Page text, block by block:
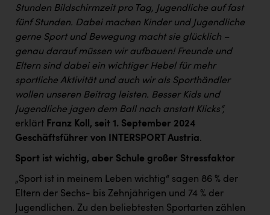
Stunden Bildschirmzeit pro Tag, Jugendliche auf fast
fünf Stunden. Dabei machen Kinder und Jugendliche
gerne Sport und Bewegung macht sie glücklich –
genau darauf müssen wir aufbauen! Freunde und
Eltern sind dabei ein wichtiger Hebel für mehr
sportliche Aktivität und auch wir als Sporthändler
wollen unseren Beitrag leisten. Besser Kids und
Jugendliche jagen dem Ball nach anstatt Klicks“,
erklärt Franz Koll, seit 1. September 2024
Geschäftsführer von INTERSPORT Austria.
Sport ist wichtig, aber Schule großer Stressfaktor
„Sport ist in meinem Leben wichtig“ sagen 86 % der
Eltern der Sechs- bis Zehnjährigen und 74 % der
Jugendlichen. Zu den beliebtesten Sportarten zählen